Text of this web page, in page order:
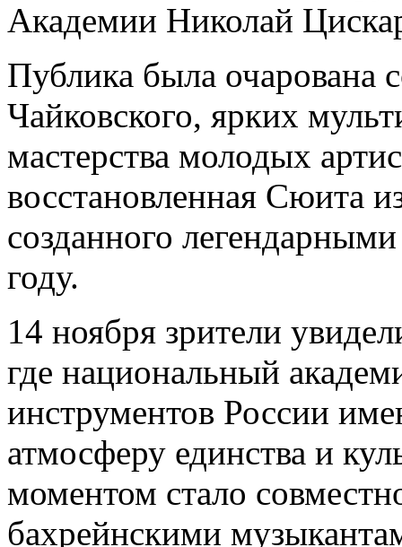
Академии Николай
Публика была очарована
Чайковского, ярких
мастерства молодых
восстановленная Сюита
созданного
году.
14 ноября зрители
где национальный
инструментов России
атмосферу единства и
моментом стало
бахрейнскими